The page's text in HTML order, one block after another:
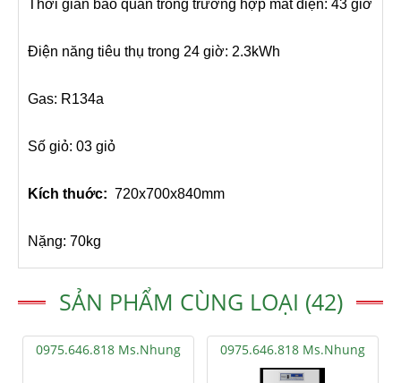
Thời gian bảo quản trong trường hợp mất điện: 43 giờ
Điện năng tiêu thụ trong 24 giờ: 2.3kWh
Gas: R134a
Số giỏ: 03 giỏ
Kích thuớc: 720x700x840mm
Nặng: 70kg
SẢN PHẨM CÙNG LOẠI (42)
0975.646.818 Ms.Nhung 0975.646.818 Ms.Nhung